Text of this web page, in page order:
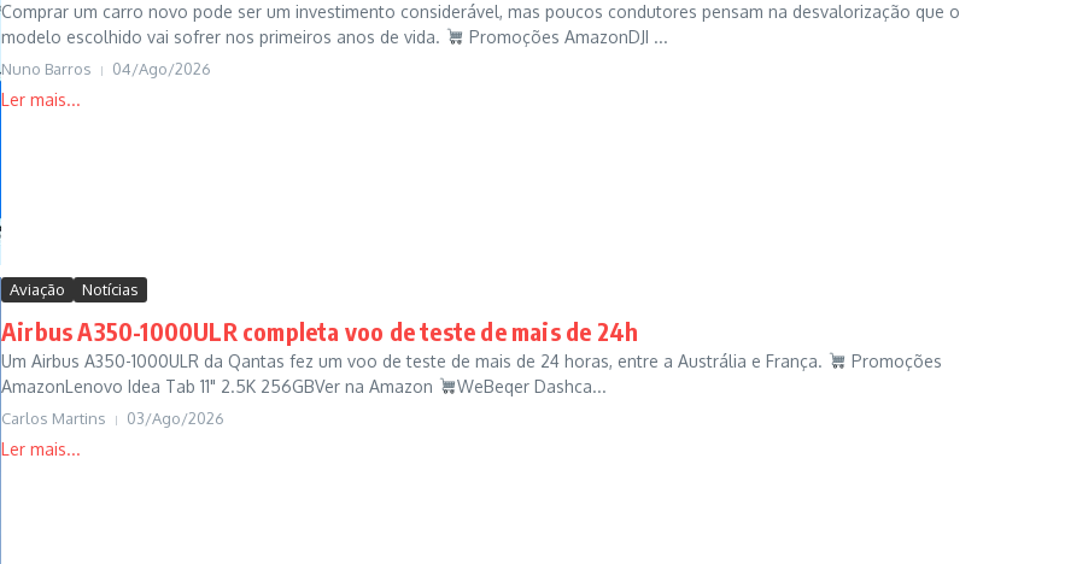
Comprar um carro novo pode ser um investimento considerável, mas poucos condutores pensam na desvalorização que o
modelo escolhido vai sofrer nos primeiros anos de vida.
Promoções AmazonDJI ...
Nuno Barros 04/Ago/2026
Aviação Notícias
Airbus A350-1000ULR completa voo de teste de mais de 24h
Um Airbus A350-1000ULR da Qantas fez um voo de teste de mais de 24 horas, entre a Austrália e França.
Promoções
AmazonLenovo Idea Tab 11" 2.5K 256GBVer na Amazon
WeBeqer Dashca...
Carlos Martins 03/Ago/2026